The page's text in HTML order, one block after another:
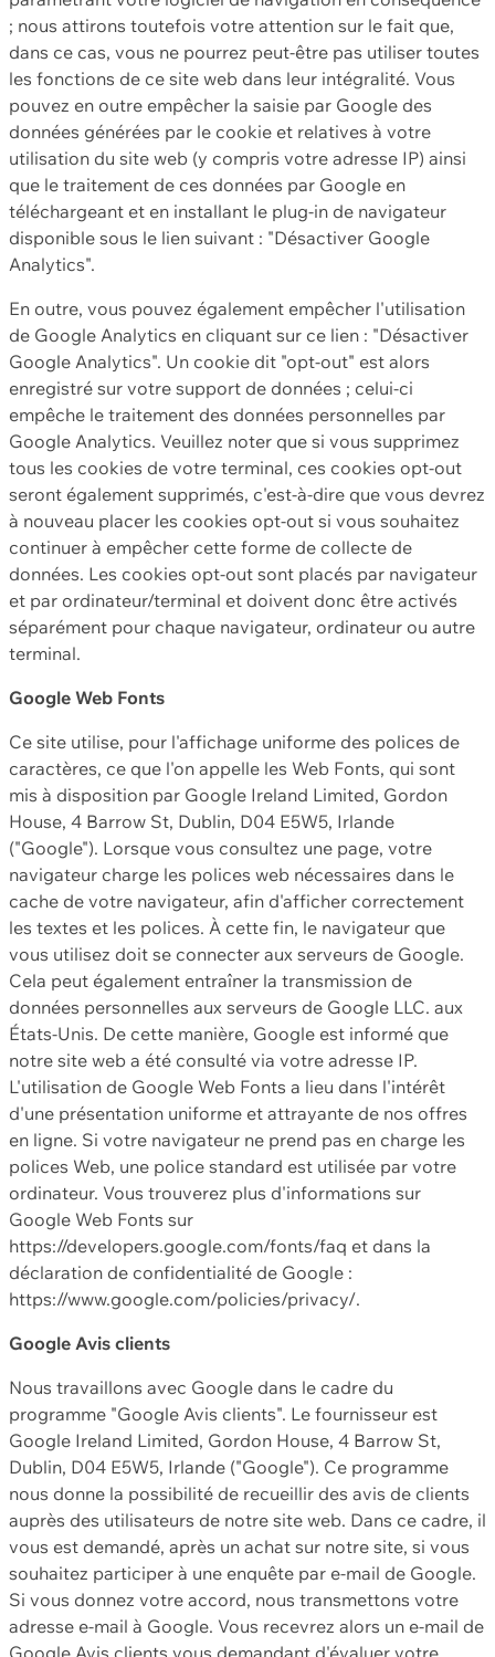
; nous attirons toutefois votre attention sur le fait que,
dans ce cas, vous ne pourrez peut-être pas utiliser toutes
les fonctions de ce site web dans leur intégralité. Vous
pouvez en outre empêcher la saisie par Google des
données générées par le cookie et relatives à votre
utilisation du site web (y compris votre adresse IP) ainsi
que le traitement de ces données par Google en
téléchargeant et en installant le plug-in de navigateur
disponible sous le lien suivant : "Désactiver Google
Analytics".
En outre, vous pouvez également empêcher l'utilisation
de Google Analytics en cliquant sur ce lien : "Désactiver
Google Analytics". Un cookie dit "opt-out" est alors
enregistré sur votre support de données ; celui-ci
empêche le traitement des données personnelles par
Google Analytics. Veuillez noter que si vous supprimez
tous les cookies de votre terminal, ces cookies opt-out
seront également supprimés, c'est-à-dire que vous devrez
à nouveau placer les cookies opt-out si vous souhaitez
continuer à empêcher cette forme de collecte de
données. Les cookies opt-out sont placés par navigateur
et par ordinateur/terminal et doivent donc être activés
séparément pour chaque navigateur, ordinateur ou autre
terminal.
Google Web Fonts
Ce site utilise, pour l'affichage uniforme des polices de
caractères, ce que l'on appelle les Web Fonts, qui sont
mis à disposition par Google Ireland Limited, Gordon
House, 4 Barrow St, Dublin, D04 E5W5, Irlande
("Google"). Lorsque vous consultez une page, votre
navigateur charge les polices web nécessaires dans le
cache de votre navigateur, afin d'afficher correctement
les textes et les polices. À cette fin, le navigateur que
vous utilisez doit se connecter aux serveurs de Google.
Cela peut également entraîner la transmission de
données personnelles aux serveurs de Google LLC. aux
États-Unis. De cette manière, Google est informé que
notre site web a été consulté via votre adresse IP.
L'utilisation de Google Web Fonts a lieu dans l'intérêt
d'une présentation uniforme et attrayante de nos offres
en ligne. Si votre navigateur ne prend pas en charge les
polices Web, une police standard est utilisée par votre
ordinateur. Vous trouverez plus d'informations sur
Google Web Fonts sur
https://developers.google.com/fonts/faq et dans la
déclaration de confidentialité de Google :
https://www.google.com/policies/privacy/.
Google Avis clients
Nous travaillons avec Google dans le cadre du
programme "Google Avis clients". Le fournisseur est
Google Ireland Limited, Gordon House, 4 Barrow St,
Dublin, D04 E5W5, Irlande ("Google"). Ce programme
nous donne la possibilité de recueillir des avis de clients
auprès des utilisateurs de notre site web. Dans ce cadre, il
vous est demandé, après un achat sur notre site, si vous
souhaitez participer à une enquête par e-mail de Google.
Si vous donnez votre accord, nous transmettons votre
adresse e-mail à Google. Vous recevrez alors un e-mail de